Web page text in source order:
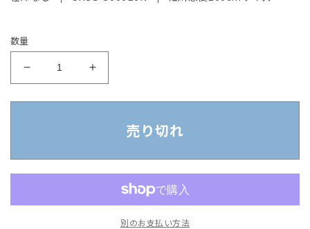
数量
デ
ュ
ラ
【中
デ
ュ
ラ
売り切れ
別のお支払い方法